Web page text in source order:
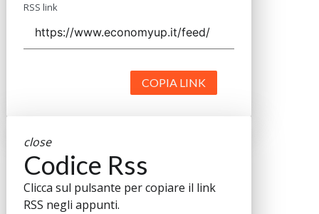
RSS link
COPIA LINK
close
Codice Rss
Clicca sul pulsante per copiare il link
RSS negli appunti.